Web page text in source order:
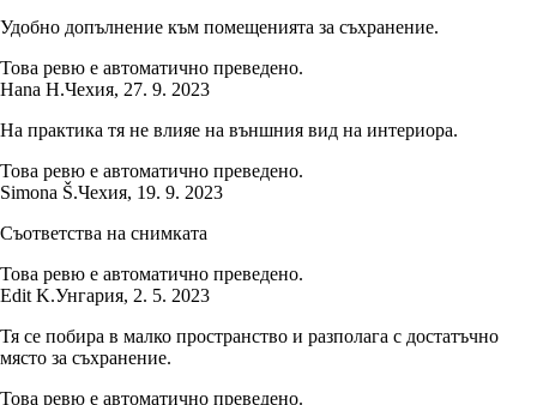
Удобно допълнение към помещенията за съхранение.
Това ревю е автоматично преведено.
Hana H.Чехия, 27. 9. 2023
На практика тя не влияе на външния вид на интериора.
Това ревю е автоматично преведено.
Simona Š.Чехия, 19. 9. 2023
Съответства на снимката
Това ревю е автоматично преведено.
Edit K.Унгария, 2. 5. 2023
Тя се побира в малко пространство и разполага с достатъчно
място за съхранение.
Това ревю е автоматично преведено.